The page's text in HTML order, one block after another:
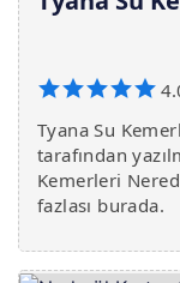
Tyana Su
tarafından
Kemerleri
fazlası burada.